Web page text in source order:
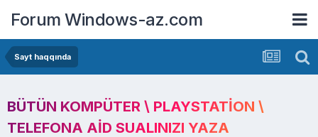
Forum Windows-az.com
Sayt haqqında
BÜTÜN KOMPÜTER \ PLAYSTATION \
TELEFONA AID SUALINIZI YAZA